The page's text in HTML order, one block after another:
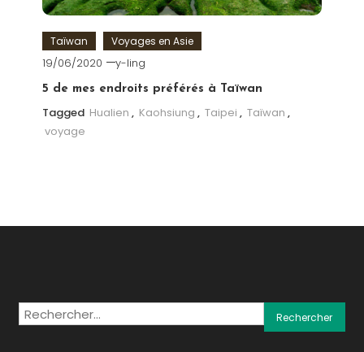
Taïwan Voyages en Asie
19/06/2020 y-ling
5 de mes endroits préférés à Taïwan
Tagged Hualien , Kaohsiung , Taipei , Taïwan ,
voyage
Rechercher :